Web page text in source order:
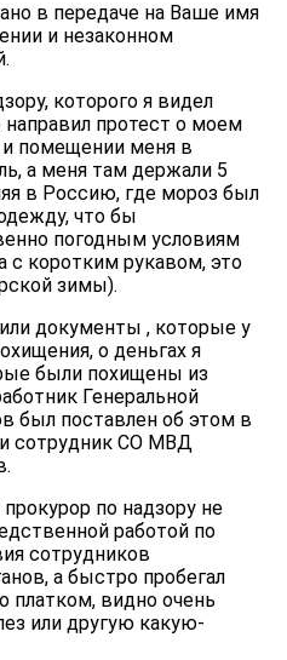
в передаче на Ваше имя
и незаконном
которого я видел
направил протест о моем
помещении меня в
а меня там держали 5
в Россию, где мороз был
что бы
погодным условиям
с коротким рукавом, это
зимы).
документы , которые у
о деньгах я
были похищены из
Генеральной
был поставлен об этом в
сотрудник СО МВД
по надзору не
работой по
сотрудников
а быстро пробегал
платком, видно очень
или другую какую-